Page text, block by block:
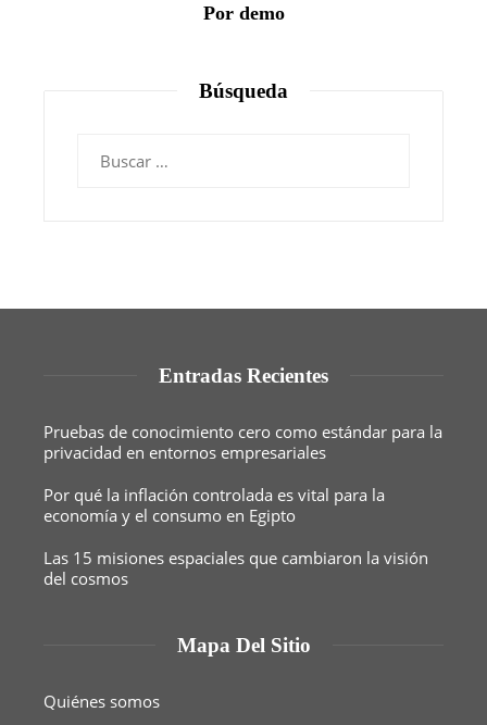
Por demo
Búsqueda
Entradas Recientes
Pruebas de conocimiento cero como estándar para la
privacidad en entornos empresariales
Por qué la inflación controlada es vital para la
economía y el consumo en Egipto
Las 15 misiones espaciales que cambiaron la visión
del cosmos
Mapa Del Sitio
Quiénes somos